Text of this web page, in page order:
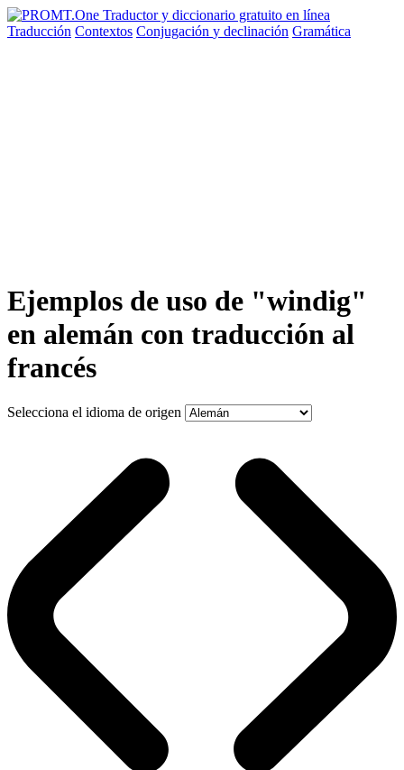
Traducción Contextos Conjugación y declinación Gramática
Ejemplos de uso de "windig"
en alemán con traducción al
francés
Selecciona el idioma de origen